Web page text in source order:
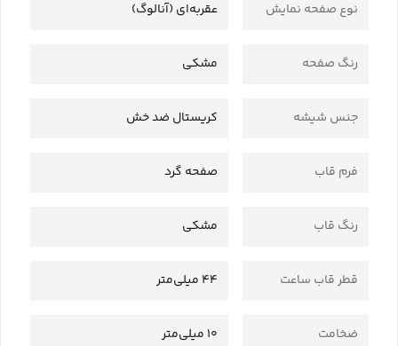
نوع صفحه نمایش عقربه‌ای (آنالوگ)
رنگ صفحه مشکی
جنس شیشه کریستال ضد خش
فرم قاب صفحه گرد
رنگ قاب مشکی
قطر قاب ساعت 44 میلی‌متر
ضخامت 10 میلی‌متر